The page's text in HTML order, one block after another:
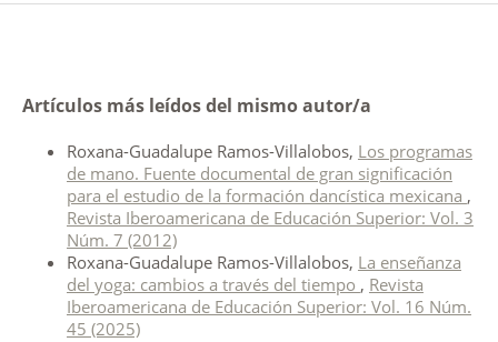
Artículos más leídos del mismo autor/a
Roxana-Guadalupe Ramos-Villalobos, Los programas
de mano. Fuente documental de gran significación
para el estudio de la formación dancística mexicana ,
Revista Iberoamericana de Educación Superior: Vol. 3
Núm. 7 (2012)
Roxana-Guadalupe Ramos-Villalobos, La enseñanza
del yoga: cambios a través del tiempo , Revista
Iberoamericana de Educación Superior: Vol. 16 Núm.
45 (2025)